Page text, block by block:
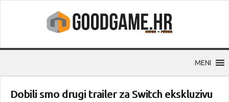
MENI
Dobili smo drugi trailer za Switch ekskluzivu